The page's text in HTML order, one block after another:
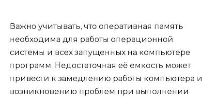
Важно учитывать, что оперативная память
необходима для работы операционной
системы и всех запущенных на компьютере
программ. Недостаточная её емкость может
привести к замедлению работы компьютера и
возникновению проблем при выполнении